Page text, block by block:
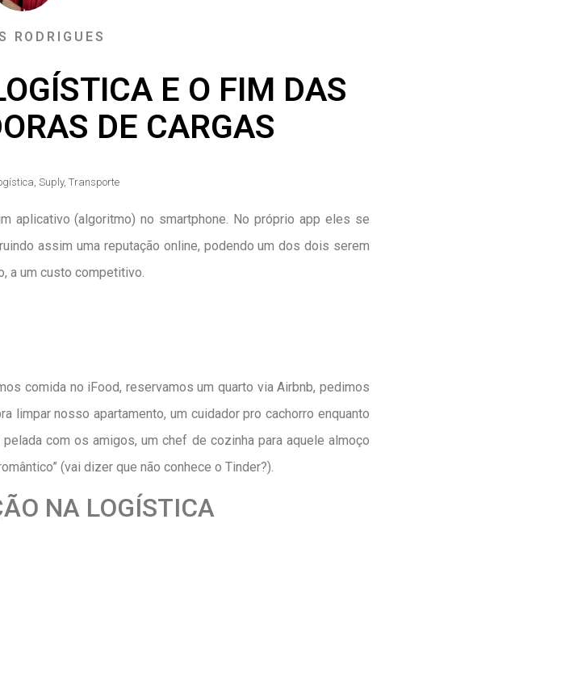
RODRIGUES
E O FIM DAS
DE CARGAS
, Suply, Transporte
aplicativo (algoritmo) no smartphone. No próprio app eles se
assim uma reputação online, podendo um dos dois serem
a um custo competitivo.
comida no iFood, reservamos um quarto via Airbnb, pedimos
limpar nosso apartamento, um cuidador pro cachorro enquanto
com os amigos, um chef de cozinha para aquele almoço
(vai dizer que não conhece o Tinder?).
NA LOGÍSTICA